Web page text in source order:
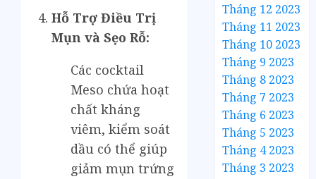
Hỗ Trợ Điều Trị
Mụn và Sẹo Rỗ:
Các cocktail
Meso chứa hoạt
chất kháng
viêm, kiểm soát
dầu có thể giúp
giảm mụn trứng
Tháng 12 2023
Tháng 11 2023
Tháng 10 2023
Tháng 9 2023
Tháng 8 2023
Tháng 7 2023
Tháng 6 2023
Tháng 5 2023
Tháng 4 2023
Tháng 3 2023